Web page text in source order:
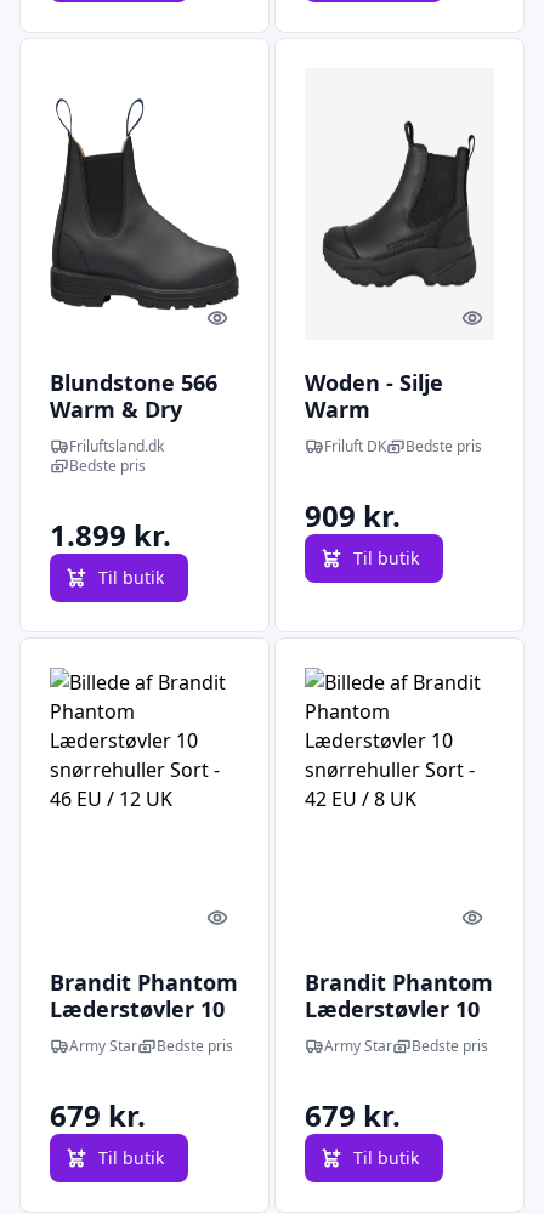
Quick look
Blundstone 566
Warm & Dry
Chelsea Boot
(Sort (BLACK) 39)
Friluftsland.dk
Bedste pris
1.899 kr.
Til butik
Quick
Woden - Silje
Warm
Waterproof
læderstøvle til
Friluft DK Bedste pris
909 kr.
Til butik
Quick look
Brandit Phantom
Læderstøvler 10
snørrehuller Sort
- 46 EU / 12 UK
Army Star Bedste pris
679 kr.
Til butik
Quick
Brandit Phantom
Læderstøvler 10
snørrehuller Sort
- 42 EU / 8 UK
Army Star Bedste pris
679 kr.
Til butik